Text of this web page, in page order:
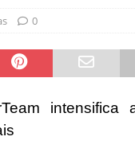
Sem guardrails, a autonomia
IA eleva taxa de sucesso de
0
intensifica